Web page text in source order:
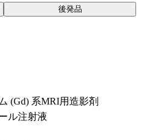
後発品
(Gd) 系MRI用造影剤
ル注射液